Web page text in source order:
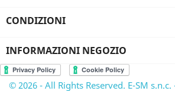
CONDIZIONI
INFORMAZIONI NEGOZIO
© 2026 - All Rights Reserved. E-SM s.n.c.